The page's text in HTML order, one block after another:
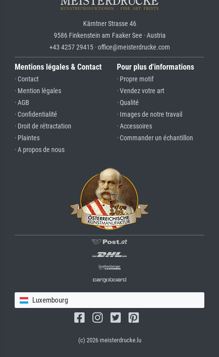
Kärntner Strasse 46
9586 Finkenstein am Faaker See · Austria
+43 4257 29415 · office@meisterdrucke.com
Mentions légales & Contact
· Contact
· Mention légales
· AGB
· Confidentialité
· Droit de rétractation
· Plaintes
· A propos de nous
Pour plus d'informations
· Propre motif
· Vendez votre art
· Qualité
· Images de notre travail
· Accessoires
· Commander un échantillon
Luxembourg
(c) 2026 meisterdrucke.lu